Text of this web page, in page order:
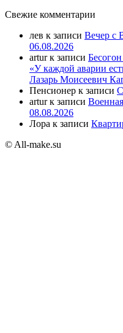
Свежие комментарии
лев к записи Вечер с
06.08.2026
arturк записи
«У каждой аварии
Лазарь Моисеевич
Пенсионер к записи
arturк записи
08.08.2026
Лора к записи
© All-make.su